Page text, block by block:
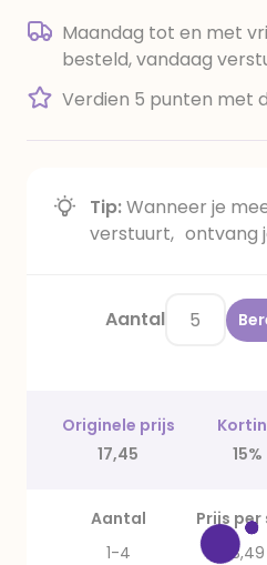
Maandag tot en met
besteld, vandaag
Verdien 5 punten met
Tip:Wanneer je
verstuurt, ontvang
Aantal
Originele prijs
17,45
15%
Aantal Prijs per
1-4
3,49